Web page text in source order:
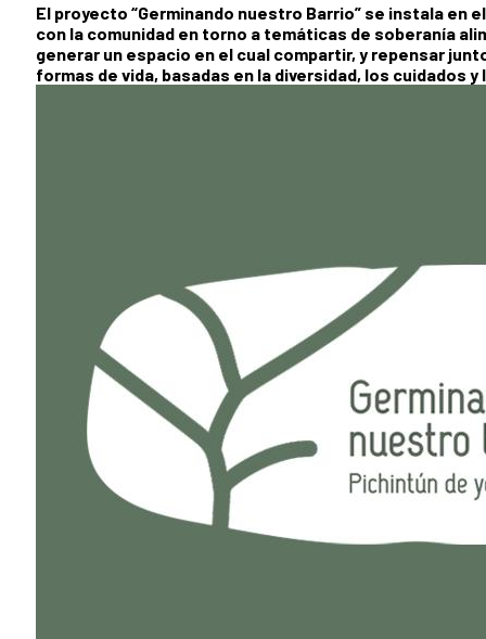
El proyecto “Germinando nuestro Barrio” se instala en
con la comunidad en torno a temáticas de soberanía
generar un espacio en el cual compartir, y repensar
formas de vida, basadas en la diversidad, los cuidados